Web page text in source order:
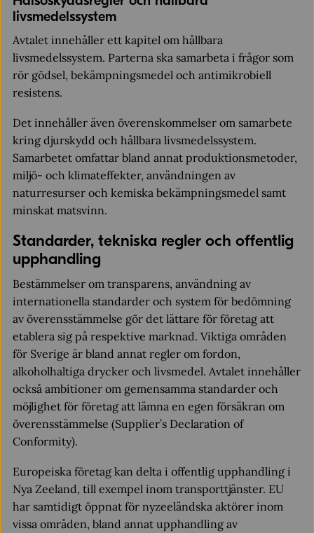
livsmedelssystem
Avtalet innehåller ett kapitel om hållbara
livsmedelssystem. Parterna ska samarbeta i frågor som
rör gödsel, bekämpningsmedel och antimikrobiell
resistens.
Det innehåller även överenskommelser om samarbete
kring djurskydd och hållbara livsmedelssystem.
Samarbetet omfattar bland annat produktionsmetoder,
miljö- och klimateffekter, användningen av
naturresurser och kemiska bekämpningsmedel samt
minskat matsvinn.
Standarder, tekniska regler och offentlig
upphandling
Bestämmelser om transparens, användning av
internationella standarder och system för bedömning
av överensstämmelse gör det lättare för företag att
etablera sig på respektive marknad. Viktiga områden
för Sverige är bland annat regler om fordon,
alkoholhaltiga drycker och livsmedel. Avtalet innehåller
också ambitioner om gemensamma standarder och
möjlighet för företag att lämna en egen försäkran om
överensstämmelse (Supplier’s Declaration of
Conformity).
Europeiska företag kan delta i offentlig upphandling i
Nya Zeeland, till exempel inom transporttjänster. EU
har samtidigt öppnat för nyzeeländska aktörer inom
vissa områden, bland annat upphandling av